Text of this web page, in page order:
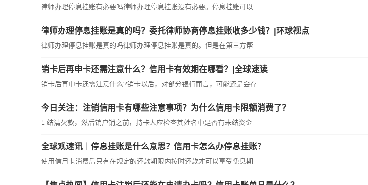
律师办理停息挂账有必要吗律师办理停息挂账没有必要。停息挂账可以
律师办理停息挂账是真的吗？委托律师协商停息挂账收多少钱？|环球视点
律师办理停息挂账是真的吗律师办理停息挂账是真的。但是在第三方帮
销卡后再申卡还需注意什么？信用卡有效期在哪看？|全球速读
销卡后再申卡还需注意什么?销卡以后，对部分银行而言，可能还是会存
今日关注：注销信用卡有哪些注意事项？为什么信用卡限额消费了？
1 结清欠款，然后销户销之前，持卡人应检查其姓名中是否有未结资金
全球观速讯丨停息挂账是什么意思？信用卡怎么办停息挂账？
使用信用卡消费后只有在规定的还款期限内按时还款才可以享受免息期